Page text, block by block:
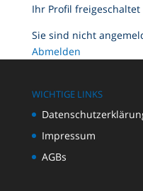
Ihr Profil freigeschaltet
Sie sind nicht
Abmelden
WICHTIGE LINKS
Impressum
AGBs